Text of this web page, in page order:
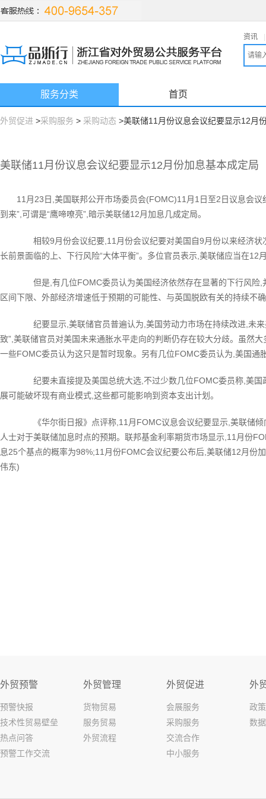
资讯
服务分类 首页
外贸促进 >采购服务 > 采购动态 >美联储11月份议息会议纪要显示12月
美联储11月份议息会议纪要显示12月份加息基本成定局
11月23日,美国联邦公开市场委员会(FOMC)11月1日至2日议息会
到来”,可谓是“鹰啼嘹亮”,暗示美联储12月加息几成定局。
相较9月份会议纪要,11月份会议纪要对美国自9月份以来经济状
长前景面临的上、下行风险“大体平衡”。多位官员表示,美联储应当在12
但是,有几位FOMC委员认为美国经济依然存在显著的下行风险,
区间下限、外部经济增速低于预期的可能性、与英国脱欧有关的持续不
纪要显示,美联储官员普遍认为,美国劳动力市场在持续改进,未来
致”,美联储官员对美国未来通胀水平走向的判断仍存在较大分歧。虽然
一些FOMC委员认为这只是暂时现象。另有几位FOMC委员认为,美国通
纪要未直接提及美国总统大选,不过少数几位FOMC委员称,美国
展可能破坏现有商业模式,这些都可能影响到资本支出计划。
《华尔街日报》点评称,11月FOMC议息会议纪要显示,美联储倾
人士对于美联储加息时点的预期。联邦基金利率期货市场显示,11月份
息25个基点的概率为98%;11月份FOMC会议纪要公布后,美联储12月份
伟东)
外贸预警
预警快报
技术性贸易壁垒
热点问答
预警工作交流
外贸管理
货物贸易
服务贸易
外贸流程
外贸促进
会展服务
采购服务
交流合作
中小服务
外
政
数